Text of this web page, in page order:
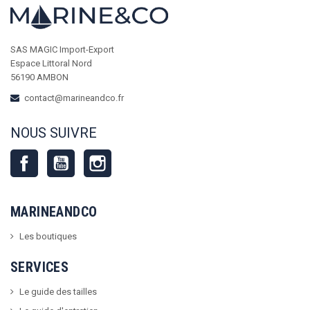
SAS MAGIC Import-Export
Espace Littoral Nord
56190 AMBON
contact@marineandco.fr
NOUS SUIVRE
Facebook YouTube
MARINEANDCO
Les boutiques
SERVICES
Le guide des tailles